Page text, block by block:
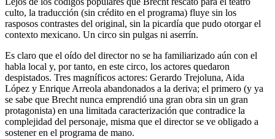
culto, la traducción (sin crédito en el programa) fluye sin los
rasposos contrastes del original, sin la picardía que pudo otorgar el
contexto mexicano. Un circo sin pulgas ni aserrín.
Es claro que el oído del director no se ha familiarizado aún con el
habla local y, por tanto, en este circo, los actores quedaron
despistados. Tres magníficos actores: Gerardo Trejoluna, Aida
López y Enrique Arreola abandonados a la deriva; el primero (y ya
se sabe que Brecht nunca emprendió una gran obra sin un gran
protagonista) en una limitada caracterización que contradice la
complejidad del personaje, misma que el director se ve obligado a
sostener en el programa de mano.